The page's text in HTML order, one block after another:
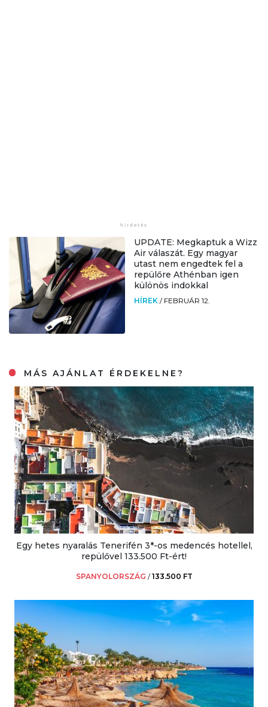
UPDATE: Megkaptuk a Wizz
Air válaszát. Egy magyar
utast nem engedtek fel a
repülőre Athénban igen
különös indokkal
HÍREK / FEBRUÁR 12.
MÁS AJÁNLAT ÉRDEKELNE?
Egy hetes nyaralás Tenerifén 3*-os medencés hotellel,
repülővel 133.500 Ft-ért!
SPANYOLORSZÁG /133.500 FT